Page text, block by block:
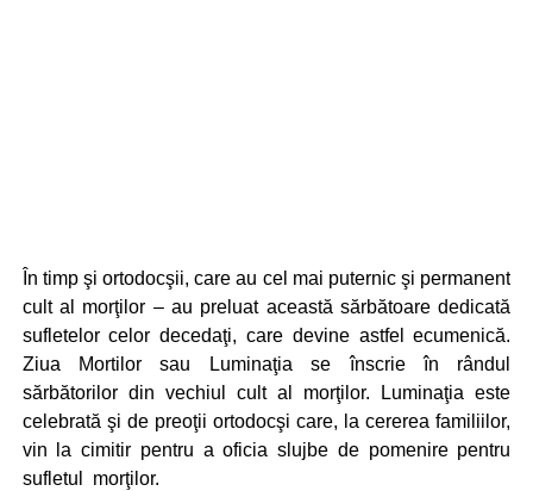
În timp şi ortodocşii, care au cel mai puternic şi permanent
cult al morţilor – au preluat această sărbătoare dedicată
sufletelor celor decedaţi, care devine astfel ecumenică.
Ziua Mortilor sau Luminaţia se înscrie în rândul
sărbătorilor din vechiul cult al morţilor. Luminaţia este
celebrată şi de preoţii ortodocşi care, la cererea familiilor,
vin la cimitir pentru a oficia slujbe de pomenire pentru
sufletul morţilor.